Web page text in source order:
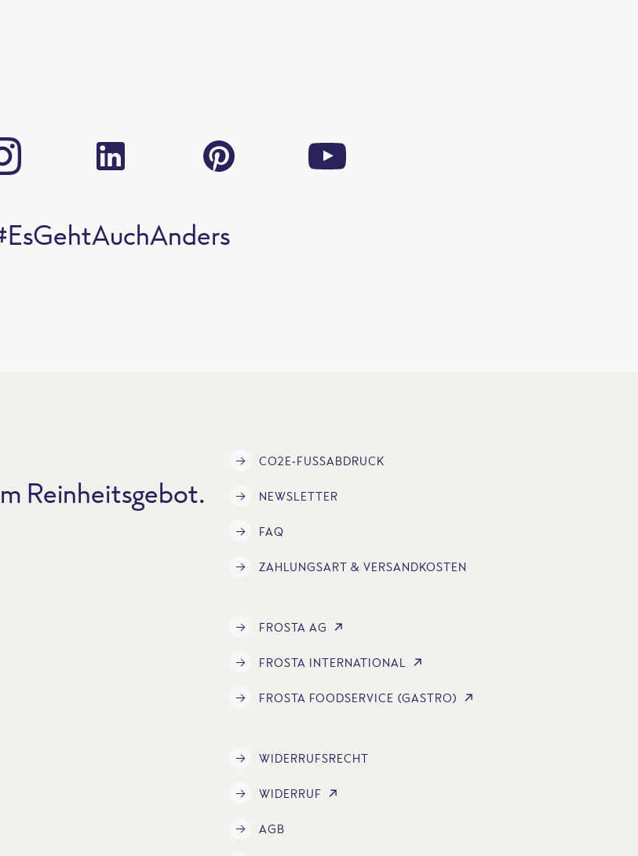
Reinheitsgebot.
CO2E-FUSSABDRUCK
NEWSLETTER
FAQ
ZAHLUNGSART & VERSANDKOSTEN
FROSTA AG
FROSTA INTERNATIONAL
FROSTA FOODSERVICE (GASTRO)
WIDERRUFSRECHT
WIDERRUF
AGB